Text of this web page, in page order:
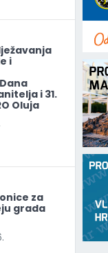
i
i 31.
Oluja
za
grada